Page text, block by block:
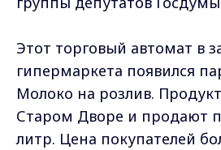
Этот торговый автомат в
гипермаркета появился
Молоко на розлив.
Старом Дворе и продают
литр. Цена покупателей